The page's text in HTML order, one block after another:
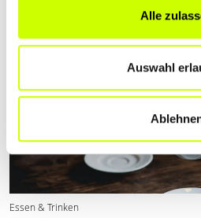
Alle
Auswahl
Essen & Trinken